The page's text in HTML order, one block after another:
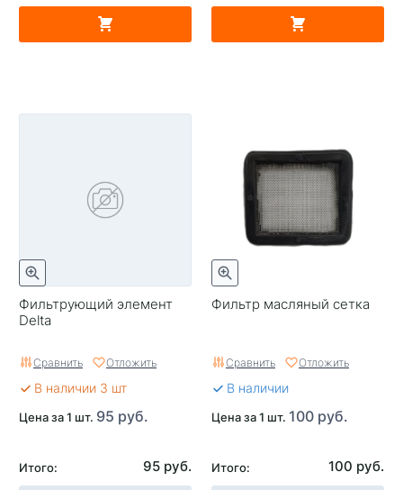
Фильтрующий элемент
Delta
Сравнить Отложить
В наличии 3 шт
Цена за 1 шт. 95 руб.
Итого: 95 руб.
Фильтр масляный сетка
Сравнить Отложить
В наличии
Цена за 1 шт. 100 руб.
Итого: 100 руб.